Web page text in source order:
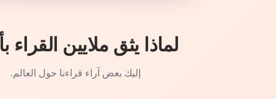
لماذا يثق ملايين القراء
إليك بعض آراء قراءنا حول العالم.